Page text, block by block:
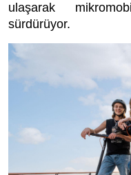
ulaşarak
sürdürüyor.